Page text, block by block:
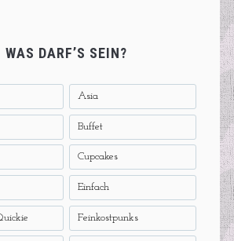
WAS DARF’S SEIN?
Asia
Buffet
Cupcakes
Einfach
Feinkostpunks